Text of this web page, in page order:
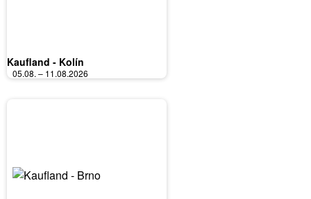
Kaufland - Kolín
05.08. – 11.08.2026